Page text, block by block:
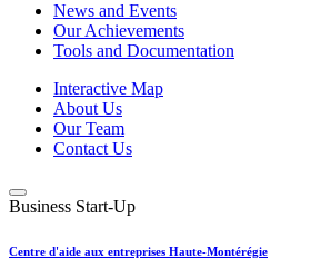
News and Events
Our Achievements
Tools and Documentation
Interactive Map
About Us
Our Team
Contact Us
Business Start-Up
Centre d'aide aux entreprises Haute-Montérégie